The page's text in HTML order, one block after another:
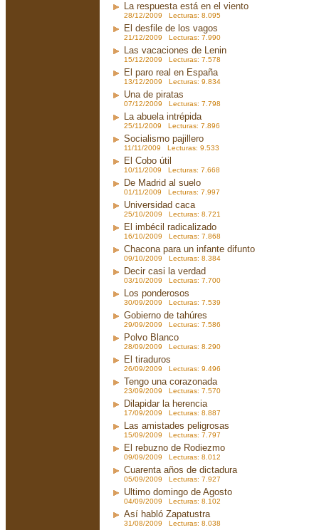
La respuesta está en el viento
28/12/2009 Lecturas: 8.095
El desfile de los vagos
21/12/2009 Lecturas: 7.990
Las vacaciones de Lenin
15/12/2009 Lecturas: 7.578
El paro real en España
13/12/2009 Lecturas: 9.834
Una de piratas
07/12/2009 Lecturas: 7.798
La abuela intrépida
25/11/2009 Lecturas: 7.896
Socialismo pajillero
11/11/2009 Lecturas: 9.533
El Cobo útil
10/11/2009 Lecturas: 7.668
De Madrid al suelo
01/11/2009 Lecturas: 7.997
Universidad caca
25/10/2009 Lecturas: 8.721
El imbécil radicalizado
16/10/2009 Lecturas: 7.868
Chacona para un infante difunto
09/10/2009 Lecturas: 8.384
Decir casi la verdad
03/10/2009 Lecturas: 7.700
Los ponderosos
30/09/2009 Lecturas: 7.539
Gobierno de tahúres
29/09/2009 Lecturas: 7.586
Polvo Blanco
28/09/2009 Lecturas: 8.290
El tiraduros
26/09/2009 Lecturas: 9.496
Tengo una corazonada
23/09/2009 Lecturas: 7.570
Dilapidar la herencia
17/09/2009 Lecturas: 8.887
Las amistades peligrosas
15/09/2009 Lecturas: 7.797
El rebuzno de Rodiezmo
09/09/2009 Lecturas: 8.012
Cuarenta años de dictadura
05/09/2009 Lecturas: 7.927
Ultimo domingo de Agosto
04/09/2009 Lecturas: 8.102
Así habló Zapatustra
31/08/2009 Lecturas: 8.038